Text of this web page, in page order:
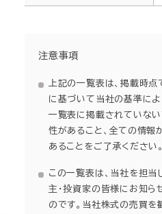
株主・株式情報
IR関連情報
ガバナンス
SDGs
オープニング・リニュ
注意事項
上記の一覧表は、掲載時
に基づいて当社の基準によ
一覧表に掲載されていない
性があること、全ての情報
あることをご了承ください。
この一覧表は、当社を担当
主・投資家の皆様にお知ら
のです。当社株式の売買を